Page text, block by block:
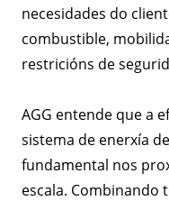
necesidades do
combustible,
restricións de
AGG entende que a
sistema de enerxía
fundamental nos
escala. Combinando